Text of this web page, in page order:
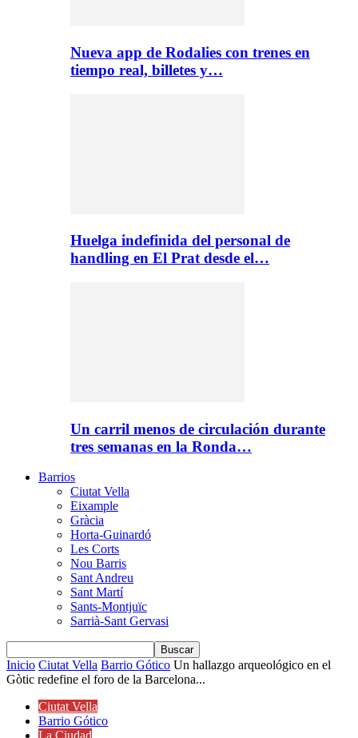
Nueva app de Rodalies con trenes en
tiempo real, billetes y…
Huelga indefinida del personal de
handling en El Prat desde el…
Un carril menos de circulación durante
tres semanas en la Ronda…
Barrios
Ciutat Vella
Eixample
Gràcia
Horta-Guinardó
Les Corts
Nou Barris
Sant Andreu
Sant Martí
Sants-Montjuïc
Sarrià-Sant Gervasi
Inicio Ciutat Vella Barrio Gótico Un hallazgo arqueológico en el
Gòtic redefine el foro de la Barcelona...
Ciutat Vella
Barrio Gótico